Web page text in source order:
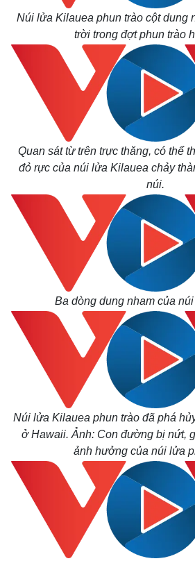
Núi lửa Kilauea phun trào cột dung
trời trong đợt phun trào
Quan sát từ trên trực thăng, có thể
đỏ rực của núi lửa Kilauea chảy
núi.
Ba dòng dung nham của
Núi lửa Kilauea phun trào đã phá
ở Hawaii. Ảnh: Con đường bị nứt,
ảnh hưởng của núi lửa